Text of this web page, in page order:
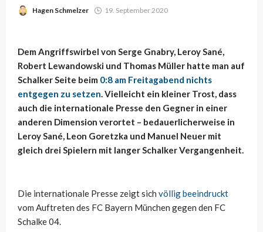
Hagen Schmelzer 19. September 2020
Dem Angriffswirbel von Serge Gnabry, Leroy Sané,
Robert Lewandowski und Thomas Müller hatte man auf
Schalker Seite beim 0:8 am Freitagabend nichts
entgegen zu setzen. Vielleicht ein kleiner Trost, dass
auch die internationale Presse den Gegner in einer
anderen Dimension verortet – bedauerlicherweise in
Leroy Sané, Leon Goretzka und Manuel Neuer mit
gleich drei Spielern mit langer Schalker Vergangenheit.
Die internationale Presse zeigt sich völlig beeindruckt
vom Auftreten des FC Bayern München gegen den FC
Schalke 04.